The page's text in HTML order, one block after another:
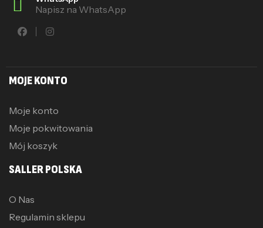
Napisz na WhatsApp
MOJE KONTO
Moje konto
Moje pokwitowania
Mój koszyk
SALLER POLSKA
O Nas
Regulamin sklepu